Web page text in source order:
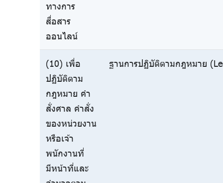
ทางการ
สื่อสาร
ออนไลน์
(10) เพื่อ
ปฏิบัติตาม
กฎหมาย คำ
สั่งศาล คำสั่ง
ของหน่วยงาน
หรือเจ้า
พนักงานที่
มีหน้าที่และ
ฐานการปฏิบัติตามกฎหมาย